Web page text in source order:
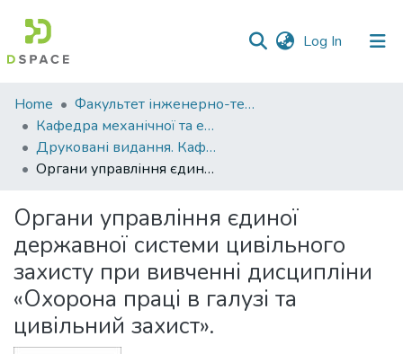
Log In (current)
Communities
&
Collections
All of DSpace
Statistics
Home
Факультет інженерно-технологічний
Кафедра механічної та електричної інженерії
Друковані видання. Кафедра механічної та електричної інженерії
Органи управління єдиної державної системи цивільного захисту при вивченні дисципліни «Охорона праці в галузі та цивільний захист».
Органи управління єдиної
державної системи цивільного
захисту при вивченні дисципліни
«Охорона праці в галузі та
цивільний захист».